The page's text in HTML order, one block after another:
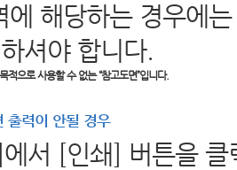
에 해당하는 경우에
셔야 합니다.
적으로 사용할 수 없는 “참고도면”입니다.
출력이 안될 경우
에서 [인쇄] 버튼을